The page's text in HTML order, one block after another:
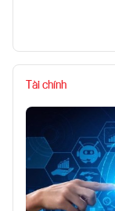
Tài chính